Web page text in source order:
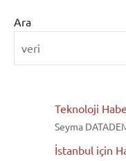
Ara
Teknoloji
Seyma
İstanbul için